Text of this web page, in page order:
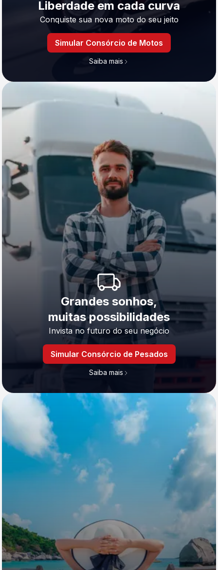
Liberdade em cada curva
Conquiste sua nova moto do seu jeito
Simular Consórcio de Motos
Saiba mais
Grandes sonhos,
muitas possibilidades
Invista no futuro do seu negócio
Simular Consórcio de Pesados
Saiba mais